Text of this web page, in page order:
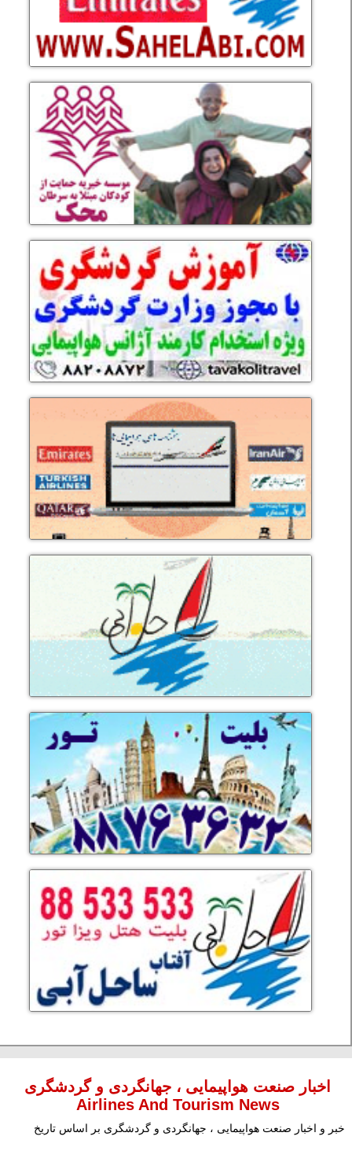
اخبار صنعت هواپیمایی ، جهانگردی و گردشگری
Airlines And Tourism News
خبر و اخبار صنعت هواپیمایی ، جهانگردی و گردشگری بر اساس تاریخ